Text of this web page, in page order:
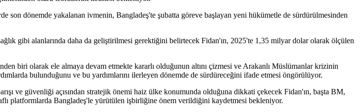
dönemde yakalanan ivmenin, Bangladeş'te şubatta göreve başlayan yeni hükümetle de sürdürülmesinden
gibi alanlarında daha da geliştirilmesi gerektiğini belirtecek Fidan'ın, 2025'te 1,35 milyar dolar olarak ölçülen
biri olarak ele almaya devam etmekte kararlı olduğunun altını çizmesi ve Arakanlı Müslümanlar krizinin
bulunduğunu ve bu yardımlarını ilerleyen dönemde de sürdüreceğini ifade etmesi öngörülüyor.
ve güvenliği açısından stratejik önemi haiz ülke konumunda olduğuna dikkati çekecek Fidan'ın, başta BM,
platformlarda Bangladeş'le yürütülen işbirliğine önem verildiğini kaydetmesi bekleniyor.